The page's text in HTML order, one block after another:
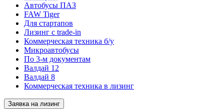
Автобусы ПАЗ
FAW Tiger
Для стартапов
Лизинг с trade-in
Коммерческая техника б/у
Микроавтобусы
По 3-м документам
Валдай 12
Валдай 8
Коммерческая техника в лизинг
Заявка на лизинг